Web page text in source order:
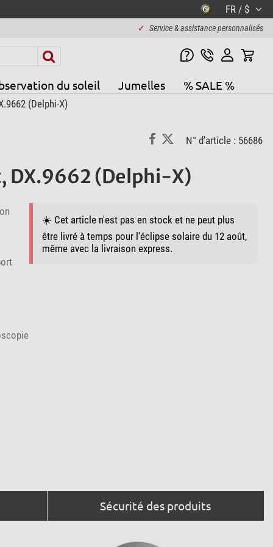
FR / $
✓ Service & assistance personnalisés
du soleil Jumelles % SALE %
(Delphi-X)
N° d'article : 56686
DX.9662 (Delphi-X)
☀️ Cet article n'est pas en stock et ne peut plus
être livré à temps pour l'éclipse solaire du 12 août,
même avec la livraison express.
Sécurité des produits